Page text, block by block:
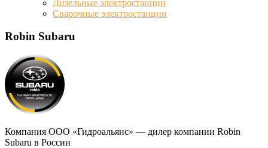
Дизельные электростанции
Сварочные электростанции
Robin Subaru
Компания ООО «Гидроальянс» — дилер компании Robin
Subaru в России